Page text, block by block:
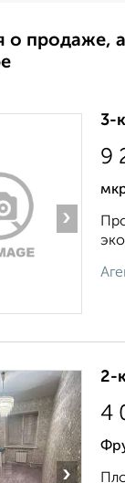
о продаже,
›
3-
9
›
2-
4